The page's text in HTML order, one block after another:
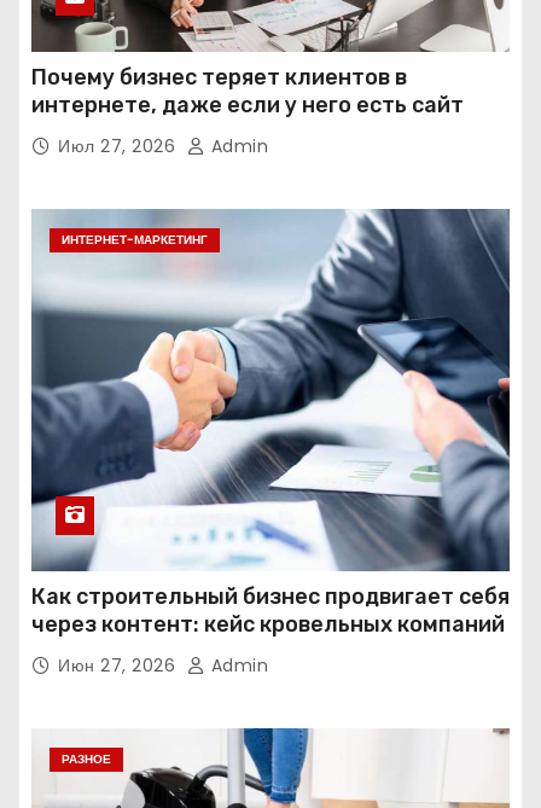
Почему бизнес теряет клиентов в
интернете, даже если у него есть сайт
Июл 27, 2026 Admin
ИНТЕРНЕТ-МАРКЕТИНГ
Как строительный бизнес продвигает себя
через контент: кейс кровельных компаний
Июн 27, 2026 Admin
РАЗНОЕ